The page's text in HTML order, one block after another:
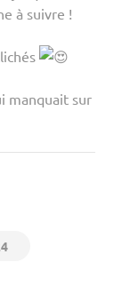
à suivre !
manquait sur